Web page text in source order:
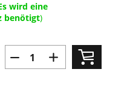
wird eine
benötigt)